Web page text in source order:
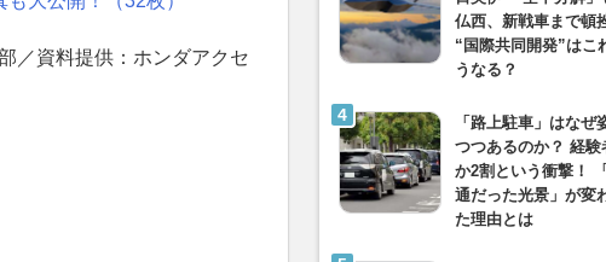
／資料提供：ホンダアクセ
仏西、新戦車まで頓
“国際共同開発”はこ
うなる？
「路上駐車」はなぜ
つつあるのか？ 経験
か2割という衝撃！
通だった光景」が変
た理由とは